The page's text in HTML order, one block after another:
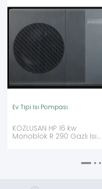
Ev Tipi Isı Pompası
KOZLUSAN HP 16 kw
Monoblok R 290 Gazlı Isı